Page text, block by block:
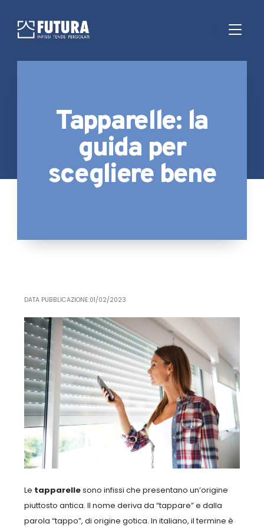
Tapparelle: la
guida per
scegliere bene
DATA PUBBLICAZIONE:01/02/2023
Le tapparellesono infissi che presentano un’origine
piuttosto antica. Il nome deriva da “tappare” e dalla
parola “tappo”, di origine gotica. In italiano, il termine è